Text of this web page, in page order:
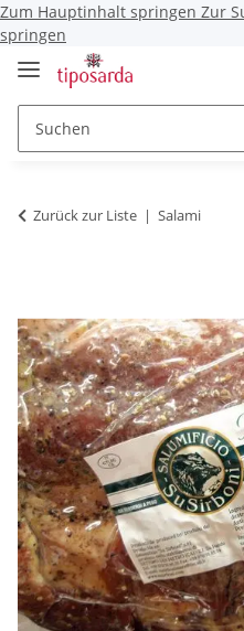
Zum Hauptinhalt springen Zur
springen
Zurück zur Liste Salami